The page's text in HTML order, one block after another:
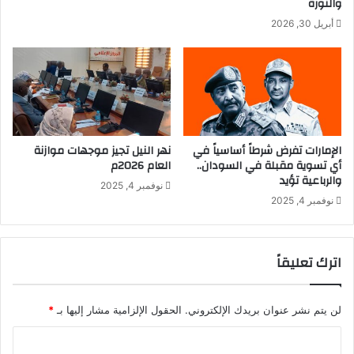
ا
ل
س
و
ر
ي
ة
–
W
0
2
ا
ن
ي
و
ك
س
ل
خ
ى
ت
ق
أبريل 30, 2026
الإمارات تفرض شرطاً أساسياً في
أي تسوية مقبلة في السودان..
والرباعية تؤيد
نوفمبر 4, 2025
نهر النيل تجيز موجهات موازنة
العام 2026م
نوفمبر 4, 2025
اترك تعليقاً
لن يتم نشر عنوان بريدك الإلكتروني. الحقول الإلزامية مشار إليها بـ*